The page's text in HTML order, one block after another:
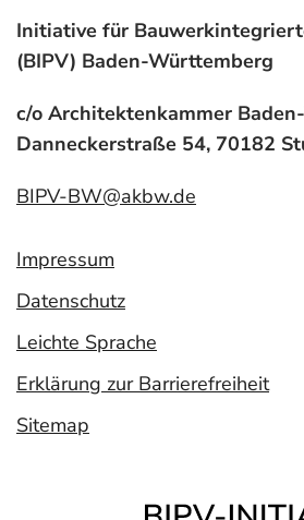
Initiative für
(BIPV) Baden-Württemberg
c/o Architektenkammer
Danneckerstraße 54, 70182
BIPV-BW@akbw.de
Impressum
Datenschutz
Leichte Sprache
Erklärung zur Barrierefreiheit
Sitemap